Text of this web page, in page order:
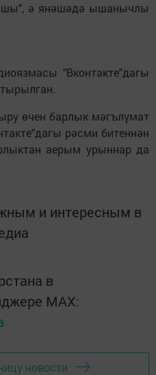
ә янәшәдә ышанычлы
"Вконтакте"дагы
өчен барлык мәгълүмат
рәсми битеннән
аерым урыннар да
и интересным в
в
MАХ:
новости